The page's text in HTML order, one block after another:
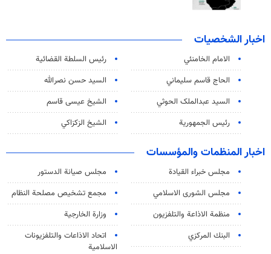
اخبار الشخصيات
الامام الخامنئي
رئیس السلطة القضائیة
الحاج قاسم سليماني
السيد حسن نصرالله
السید عبدالملک الحوثي
الشيخ عيسى قاسم
رئيس الجمهورية
الشيخ الزكزاكي
اخبار المنظمات والمؤسسات
مجلس خبراء القيادة
مجلس صيانة الدستور
مجلس الشورى الاسلامي
مجمع تشخيص مصلحة النظام
منظمة الاذاعة والتلفزیون
وزارة الخارجية
البنك المركزي
اتحاد الاذاعات والتلفزيونات
الاسلامية